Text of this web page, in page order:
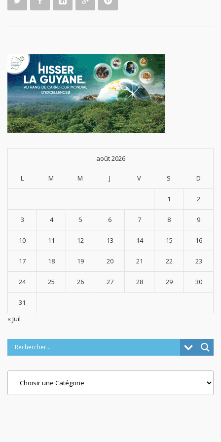
août 2026
L M M J V S D
1 2
3 4 5 6 7 8 9
10 11 12 13 14 15 16
17 18 19 20 21 22 23
24 25 26 27 28 29 30
31
« Juil